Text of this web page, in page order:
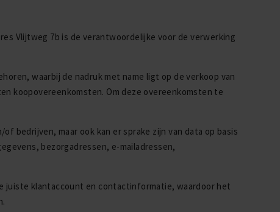
Vlijtweg 7b is de verantwoordelijke voor de verwerking
waarbij de nadruk met name ligt op de verkoop van
koopovereenkomsten. Om deze overeenkomsten te
bedrijven, maar ook kan er sprake zijn van data op basis
bezorgadressen, e-mailadressen,
juiste klantaccount en contactinformatie, waardoor het